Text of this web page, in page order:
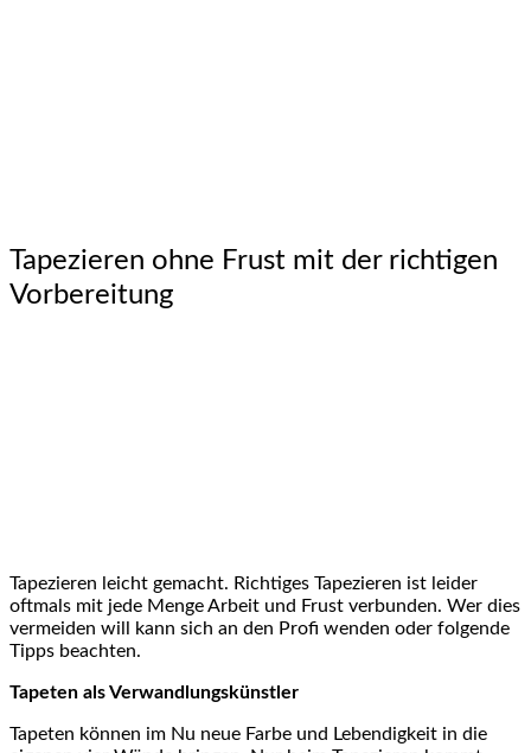
Tapezieren ohne Frust mit der richtigen
Vorbereitung
Tapezieren leicht gemacht. Richtiges Tapezieren ist leider
oftmals mit jede Menge Arbeit und Frust verbunden. Wer dies
vermeiden will kann sich an den Profi wenden oder folgende
Tipps beachten.
Tapeten als Verwandlungskünstler
Tapeten können im Nu neue Farbe und Lebendigkeit in die